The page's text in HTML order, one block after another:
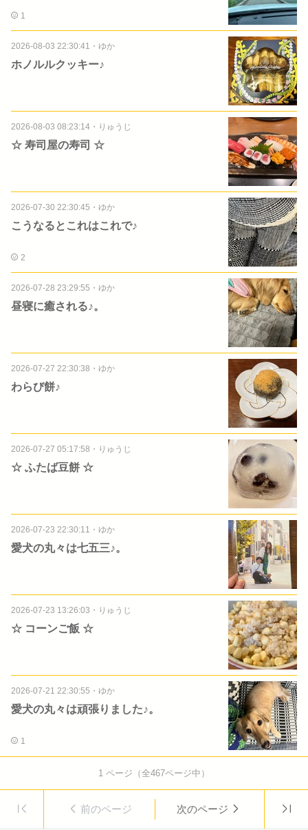
1
2026-08-03 22:30:41 ・ ゆか
ホノルルクッキー♪
2026-08-03 08:23:14 ・ りゅうじ
☆ 寿司屋の寿司 ☆
2026-07-30 22:30:45 ・ ゆか
こうなるとこれはこれで♪
2
2026-07-28 23:29:55 ・ ゆか
昼寝に癒される♪。
2026-07-27 22:30:38 ・ ゆか
わらび餅♪
2026-07-27 05:17:58 ・ りゅうじ
☆ ふたば豆餅 ☆
2026-07-23 22:30:11 ・ ゆか
愛犬の丸々は七五三♪。
2026-07-23 13:26:03 ・ りゅうじ
☆ コーンご飯 ☆
2026-07-21 22:30:55 ・ ゆか
愛犬の丸々は頑張りました♪。
1
1 ページ（全467ページ中）
前のページ 次のページ